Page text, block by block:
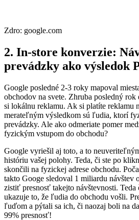
Zdro: google.com
2. In-store konverzie:
prevádzky ako výsledok
Google posledné 2-3 roky mapoval
obchodov na svete. Zhruba posledný
si lokálnu reklamu. Ak si platíte reklamu
merateľným výsledkom sú ľudia, ktorí
prevádzky. Ale ako odmeriate pomer
fyzickým vstupom do obchodu?
Google vyriešil aj toto, a to
históriu vašej polohy. Teda, či ste po
skončili na fyzickej adrese obchodu.
takto Googe sledoval 1 miliardu návštev
zistiť presnosť takejto návštevnosti. Teda
ukazuje to, že ľudia do obchodu vošli.
ľuďom a pýtali sa ich, či naozaj boli na
99% presnosť!